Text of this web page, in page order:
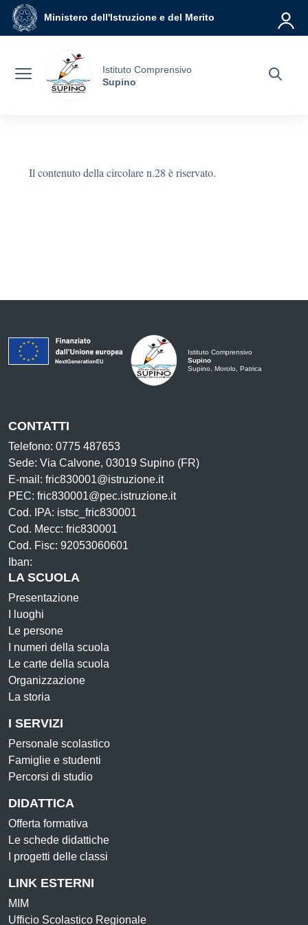
Vai ai contenuti
Vai al menu di navigazione
Vai al footer
Ministero dell'Istruzione e del Merito
Istituto Comprensivo
Supino
Il contenuto della circolare n.28 è riservato.
Istituto Comprensivo
Supino
Supino, Morolo, Patrica
CONTATTI
Telefono: 0775 487653
Sede: Via Calvone, 03019 Supino (FR)
E-mail: fric830001@istruzione.it
PEC: fric830001@pec.istruzione.it
Cod. IPA: istsc_fric830001
Cod. Mecc: fric830001
Cod. Fisc: 92053060601
Iban:
LA SCUOLA
Presentazione
I luoghi
Le persone
I numeri della scuola
Le carte della scuola
Organizzazione
La storia
I SERVIZI
Personale scolastico
Famiglie e studenti
Percorsi di studio
DIDATTICA
Offerta formativa
Le schede didattiche
I progetti delle classi
LINK ESTERNI
MIM
Ufficio Scolastico Regionale